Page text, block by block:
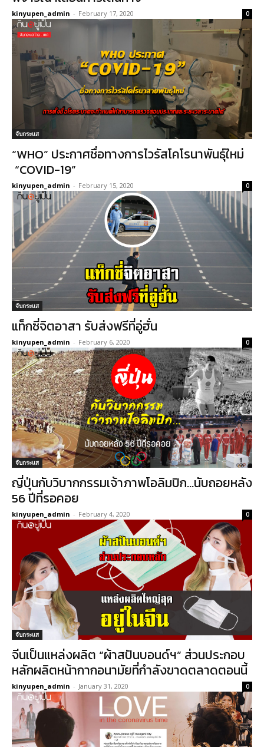
kinyupen_admin - February 17, 2020 0
จับกระแส
“WHO” ประกาศชื่อทางการไวรัสโคโรนาพันธุ์ใหม่
“COVID-19”
kinyupen_admin - February 15, 2020 0
จับกระแส
แท็กซี่จิตอาสา รับส่งฟรีที่อู่ฮั่น
kinyupen_admin - February 6, 2020 0
จับกระแส
ญี่ปุ่นกับวิบากกรรมเจ้าภาพโอลิมปิก…นับถอยหลัง
56 ปีที่รอคอย
kinyupen_admin - February 4, 2020 0
จับกระแส
จีนเป็นแหล่งผลิต “ผ้าสปันบอนด์ฯ” ส่วนประกอบ
หลักผลิตหน้ากากอนามัยที่กำลังขาดตลาดตอนนี้
kinyupen_admin - January 31, 2020 0